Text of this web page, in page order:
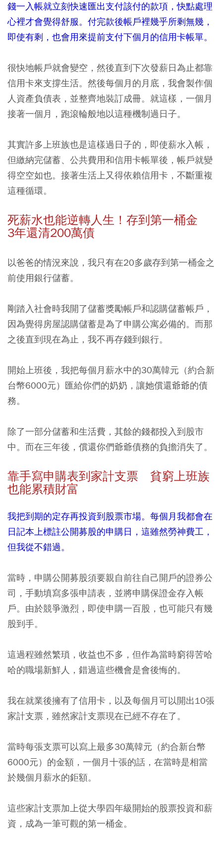
錢一入帳就立刻快速匯出支付該付的款項，快點處理
心裡才會覺得舒服。付完款後帳戶裡幾乎所剩無幾，
即使有剩，也會用來提前支付下個月的信用卡帳單。
很快地帳戶就會變空，然後直到下次發薪日為止都靠
信用卡來支撐生活。然後每個月的月底，我會製作個
人資產負債表，並整齊地裝訂成冊。就這樣，一個月
接著一個月，跑滾輪般地以這種機制過日子。
其實許多上班族也是這樣過日子的，即使薪水入帳，
但繳納完儲蓄、公共費用和信用卡帳單後，帳戶就變
得空空如也。接著生活上又得依賴信用卡，不斷重複
這種循環。
死薪水也能逆轉人生！存到第一桶金
3年還清200萬債
以爸爸的情況來說，我只有在20多歲存到第一桶金之
前使用銀行儲蓄。
剛踏入社會時我開了儲蓄獎勵帳戶和認購儲蓄帳戶，
因為覺得房屋認購儲蓄是為了申購公寓必備的。而那
之後直到現在為止，我不再存錢到銀行。
開始上班後，我把每個月薪水中的30萬韓元（約合新
台幣6000元）匯給你們的奶奶，讓她償還爺爺的債
務。
除了一部分儲蓄和生活費，其餘的錢都投入到股市
中。而在三年後，償還你們爺爺債務的負擔消失了。
靠手寫申購表到家計支票 貧窮上班族
也能累積財富
我把到期的定存再投資到股票市場。每個月我都會在
日記本上標註公開募股的申購日，這雖然勞神費工，
但我從不錯過。
當時，申購公開募股須要親自前往自己開戶的證券公
司，手動填寫多張申請表，並將申購保證金存入帳
戶。由於競爭激烈，即使申購一百股，也可能只有幾
股到手。
這過程雖然繁瑣，收益也不多，但作為當時窮得苦哈
哈的職場新鮮人，錯過這些機會是會後悔的。
我在就業後擁有了信用卡，以及每個月可以開出10張
家計支票，雖然家計支票現在已經不存在了。
當時每張支票可以寫上最多30萬韓元（約合新台幣
6000元）的金額，一個月十張的話，在當時是相當
於幾個月薪水的鉅額。
這些家計支票加上從大學四年級開始的股票投資和薪
資，成為一筆可觀的第一桶金。